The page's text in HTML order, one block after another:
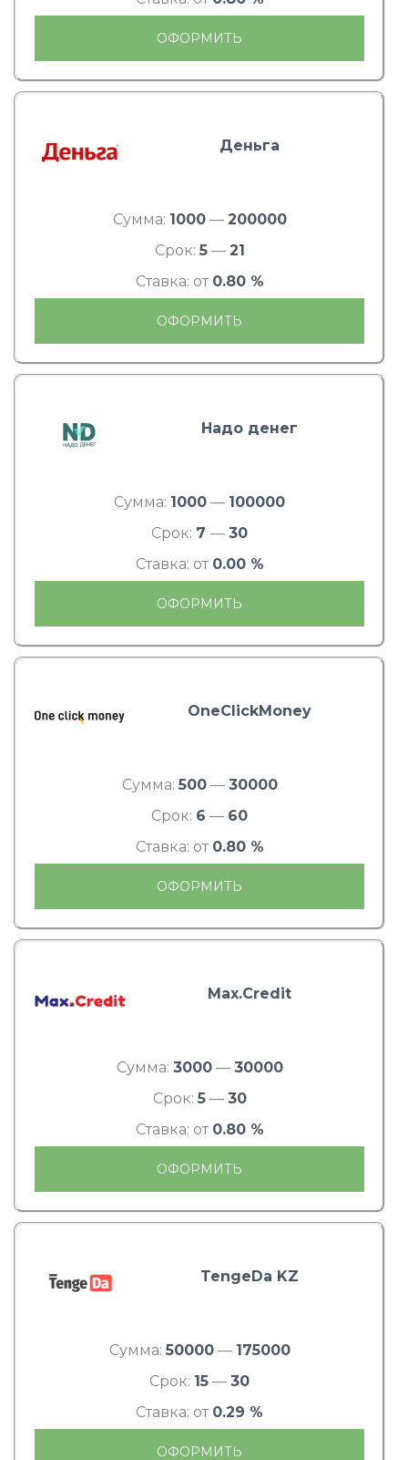
ОФОРМИТЬ
Деньга
Сумма: 1000— 200000
Срок: 5— 21
Ставка: от 0.80 %
ОФОРМИТЬ
Надо денег
Сумма: 1000 — 100000
Срок: 7 — 30
Ставка: от 0.00 %
ОФОРМИТЬ
OneClickMoney
Сумма: 500— 30000
Срок: 6 — 60
Ставка: от 0.80 %
ОФОРМИТЬ
Max.Credit
Сумма: 3000— 30000
Срок: 5— 30
Ставка: от 0.80 %
ОФОРМИТЬ
TengeDa KZ
Сумма: 50000— 175000
Срок: 15 — 30
Ставка: от 0.29 %
ОФОРМИТЬ